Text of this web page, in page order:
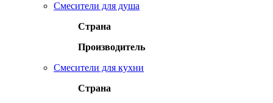
Смесители для душа
Страна
Производитель
Смесители для кухни
Страна